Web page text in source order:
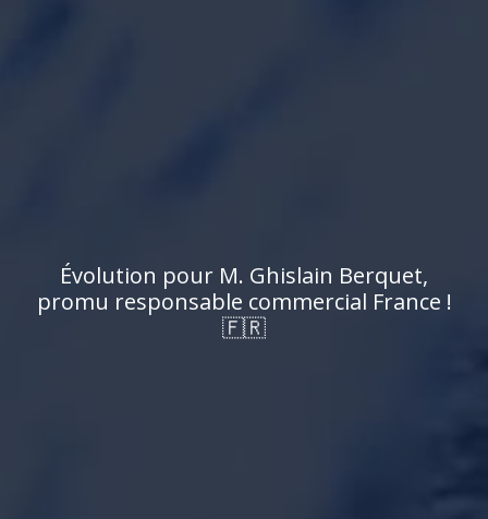
Évolution pour M. Ghislain Berquet,
promu responsable commercial France !
🇫🇷